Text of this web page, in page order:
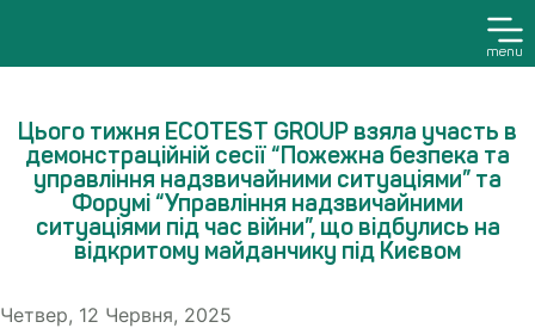
menu
Цього тижня ECOTEST GROUP взяла участь в
демонстраційній сесії “Пожежна безпека та
управління надзвичайними ситуаціями” та
Форумі “Управління надзвичайними
ситуаціями під час війни”, що відбулись на
відкритому майданчику під Києвом
Четвер, 12 Червня, 2025